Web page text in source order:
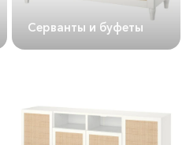
Серванты и буфеты